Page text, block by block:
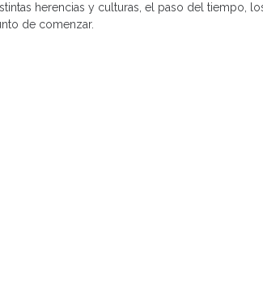
herencias y culturas, el paso del tiempo,
de comenzar.